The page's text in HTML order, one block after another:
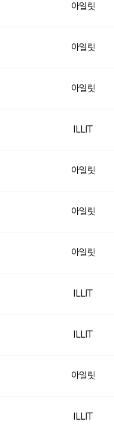
아일릿
아일릿
아일릿
ILLIT
아일릿
아일릿
아일릿
ILLIT
ILLIT
아일릿
ILLIT